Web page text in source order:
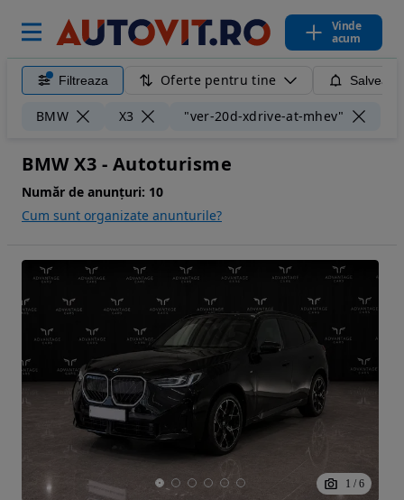
Vinde
acum
Filtreaza Oferte pentru tine
BMW X3 "ver-20d-xdrive-at-mhev"
BMW X3 - Autoturisme
Număr de anunțuri: 10
Cum sunt organizate anunturile?
1 / 6